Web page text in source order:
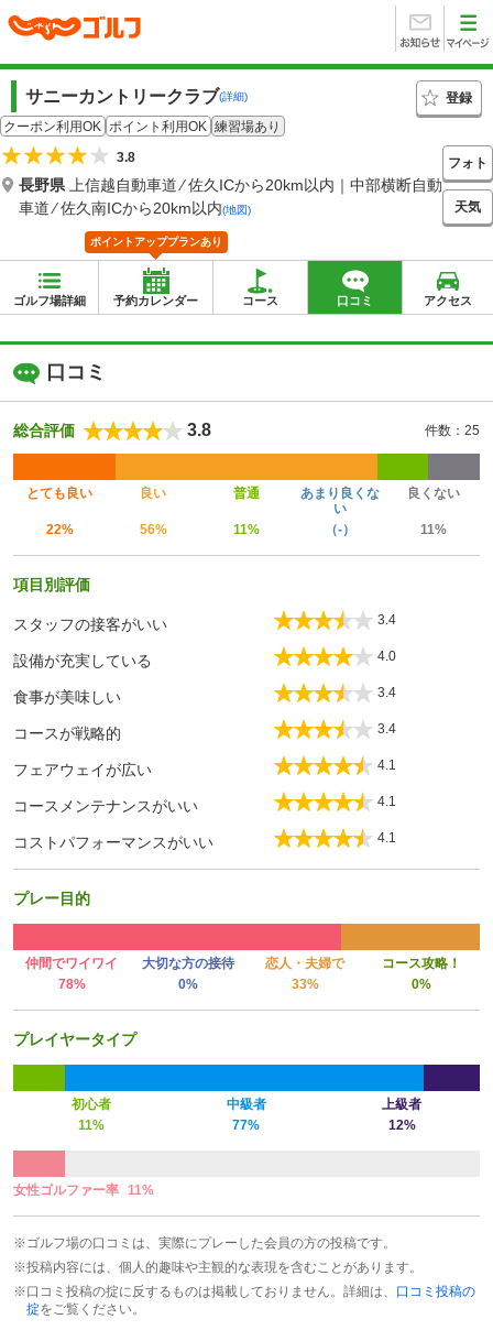
サニーカントリークラブ(詳細)
登録
クーポン利用OK ポイント利用OK 練習場あり
3.8
長野県
上信越自動車道 ⁄ 佐久ICから20km以内｜中部横断自動
車道 ⁄ 佐久南ICから20km以内(地図)
フォト
天気
ゴルフ場詳細 予約カレンダー
ポイントアッププランあり
コース 口コミ アクセス
口コミ
総合評価 3.8 件数：25
とても良い 良い 普通
あまり良くな
い
良くない
22% 56% 11% （-） 11%
項目別評価
スタッフの接客がいい 3.4
設備が充実している 4.0
食事が美味しい 3.4
コースが戦略的 3.4
フェアウェイが広い 4.1
コースメンテナンスがいい 4.1
コストパフォーマンスがいい 4.1
プレー目的
仲間でワイワイ 大切な方の接待 恋人・夫婦で
コース攻略！
78%
0% 33% 0%
プレイヤータイプ
初心者 中級者
上級者
11%
77% 12%
女性ゴルファー率 11%
※ゴルフ場の口コミは、実際にプレーした会員の方の投稿です。
※投稿内容には、個人的趣味や主観的な表現を含むことがあります。
※口コミ投稿の掟に反するものは掲載しておりません。詳細は、 口コミ投稿の
掟をご覧ください。